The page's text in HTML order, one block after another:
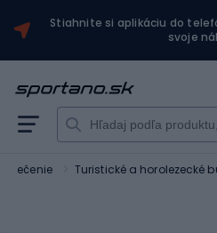
Stiahnite si aplikáciu do
svoje
Turistické a horolezecké